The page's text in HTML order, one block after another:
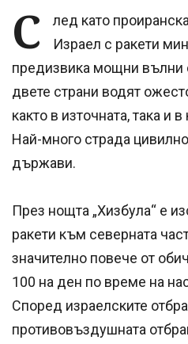
С
лед като
Израел с ракети
предизвика мощни вълни
двете страни водят
както в източната, така и
Най-много страда
държави.
През нощта „Хизбула“ е
ракети към северната
значително повече от
100 на ден по време на
Според израелските
противовъздушната